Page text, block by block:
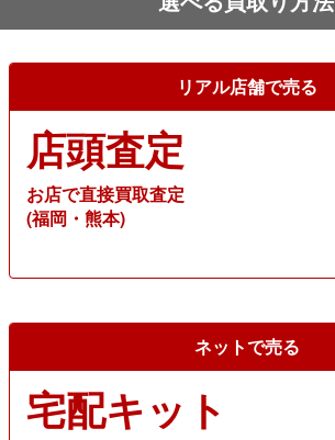
リアル店舗で売る
店頭査定
お店で直接買取査定
(福岡・熊本)
ネットで売る
宅配キット